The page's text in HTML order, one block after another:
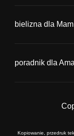
bielizna dla
poradnik dla
Kopiowanie, przedruk